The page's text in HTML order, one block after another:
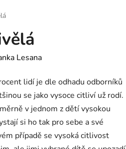
Lesana
lidí je dle odhadu odborníků
se jako vysoce citliví už rodí.
v jednom z dětí vysokou
si ho tak pro sebe a své
případě se vysoká citlivost